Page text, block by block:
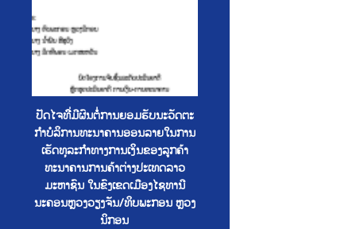
ປັດໄຈທີີ່ມີຜົນຕໍໍ່ການຍອມຮັບນະວັດຕະ
ກໍາບໍລິການທະນາຄານອອນລາຍໃນການ
ເຮັດທຸລະກໍາທາງການເງິນຂອງລູກຄ້າ
ທະນາຄານການຄ້າຕ່າງປະເທດລາວ
ມະຫາຊົນ ໃນຂົງເຂດເມືອງໄຊທານີ
ນະຄອນຫຼວງວຽງຈັນ/ທິບພະກອນ ຫຼວງ
ນິກອນ